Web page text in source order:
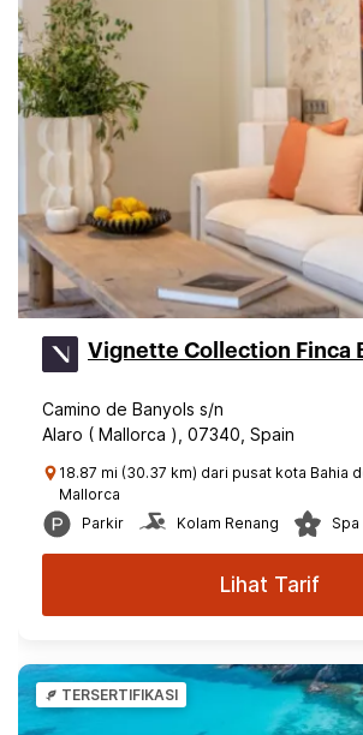
Vignette Collection Finca
Camino de Banyols s/n
Alaro ( Mallorca ), 07340, Spain
18.87 mi (30.37 km) dari pusat kota Bahia
Mallorca
Parkir
Kolam Renang Spa
Lihat Tarif
TERSERTIFIKASI